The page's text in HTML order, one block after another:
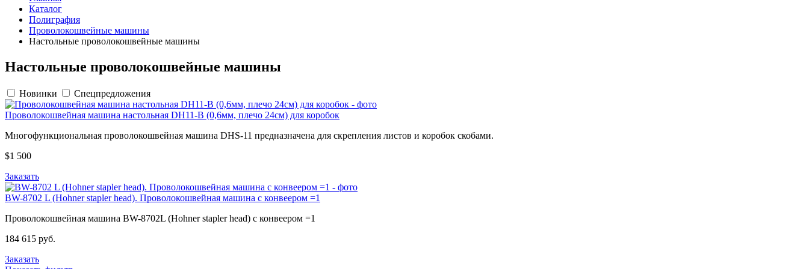
Каталог
Полиграфия
Проволокошвейные машины
Настольные проволокошвейные машины
Настольные проволокошвейные машины
Новинки Спецпредложения
Проволокошвейная машина настольная DH11-B (0,6мм, плечо 24см) для коробок
Многофункциональная проволокошвейная машина DHS-11 предназначена для скрепления листов и коробок скобами.
$1 500
Заказать
BW-8702 L (Hohner stapler head). Проволокошвейная машина с конвеером =1
Проволокошвейная машина BW-8702L (Hohner stapler head) с конвеером =1
184 615 руб.
Заказать